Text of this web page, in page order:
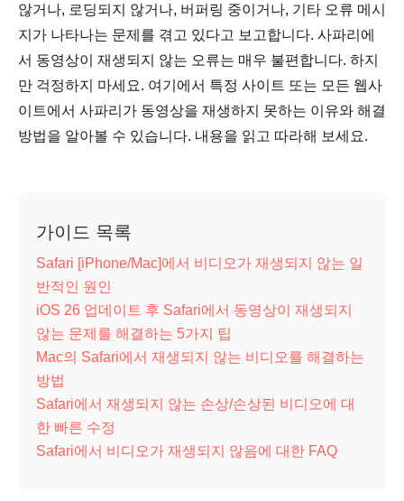
않거나, 로딩되지 않거나, 버퍼링 중이거나, 기타 오류 메시
지가 나타나는 문제를 겪고 있다고 보고합니다. 사파리에
서 동영상이 재생되지 않는 오류는 매우 불편합니다. 하지
만 걱정하지 마세요. 여기에서 특정 사이트 또는 모든 웹사
이트에서 사파리가 동영상을 재생하지 못하는 이유와 해결
방법을 알아볼 수 있습니다. 내용을 읽고 따라해 보세요.
가이드 목록
Safari [iPhone/Mac]에서 비디오가 재생되지 않는 일
반적인 원인
iOS 26 업데이트 후 Safari에서 동영상이 재생되지
않는 문제를 해결하는 5가지 팁
Mac의 Safari에서 재생되지 않는 비디오를 해결하는
방법
Safari에서 재생되지 않는 손상/손상된 비디오에 대
한 빠른 수정
Safari에서 비디오가 재생되지 않음에 대한 FAQ